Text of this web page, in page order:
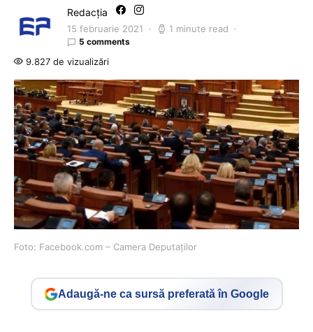
Redacția
15 februarie 2021 1 minute read
5 comments
9.827 de vizualizări
Foto: Facebook.com – Camera Deputaților
Adaugă-ne ca sursă preferată în Google